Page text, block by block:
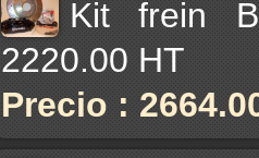
Kit frein
2220.00 HT
Precio :